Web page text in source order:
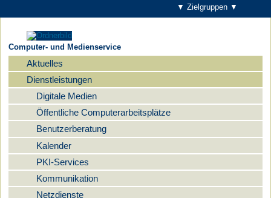
▼ Zielgruppen ▼
Computer- und Medienservice
Navigation
Aktuelles
Dienstleistungen
Digitale Medien
Öffentliche Computerarbeitsplätze
Benutzerberatung
Kalender
PKI-Services
Kommunikation
Netzdienste